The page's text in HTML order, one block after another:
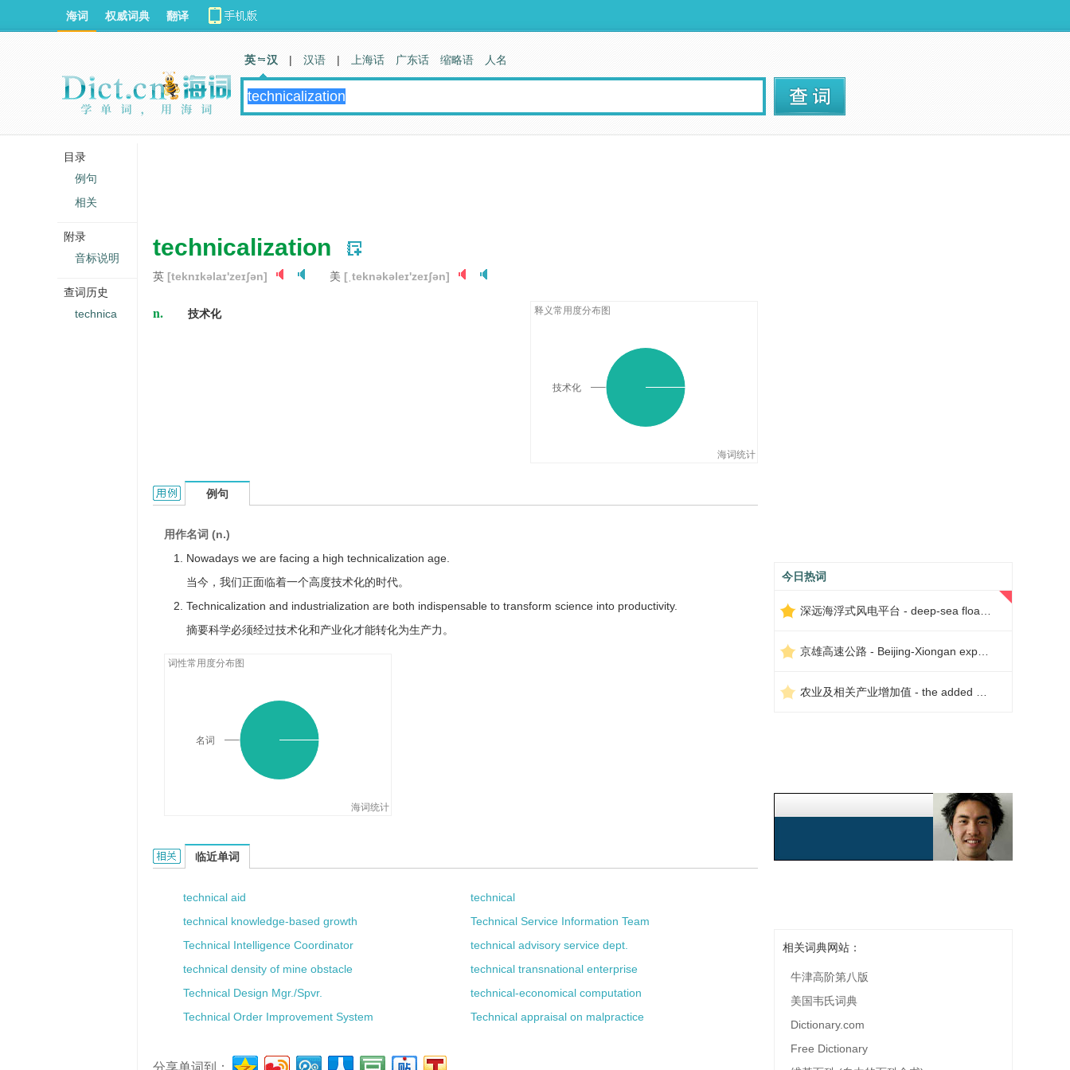
technicalization
英 [teknɪkəlaɪ'zeɪʃən] 美 [ˌteknəkəleɪ'zeɪʃən]
n. 技术化 释义常用度分布图
海词统计
技术化
technicalization的用法和样例：
例句
用作名词 (n.)
Nowadays we are facing a high technicalization age.
当今，我们正面临着一个高度技术化的时代。
Technicalization and industrialization are both indispensable to transform science into productivity.
摘要科学必须经过技术化和产业化才能转化为生产力。
词性常用度分布图
海词统计
名词
technicalization的相关资料：
临近单词
technical aid
technical
technical knowledge-based growth
Technical Service Information Team
Technical Intelligence Coordinator
technical advisory service dept.
technical density of mine obstacle
technical transnational enterprise
Technical Design Mgr./Spvr.
technical-economical computation
Technical Order Improvement System
Technical appraisal on malpractice
分享单词到：
今日热词
相关词典网站：
牛津高阶第八版
美国韦氏词典
Dictionary.com
Free Dictionary
海词 权威词典 翻译
英 汉 | 汉语 | 上海话 广东话 缩略语 人名
目录
例句
相关
附录
音标说明
查词历史
technica